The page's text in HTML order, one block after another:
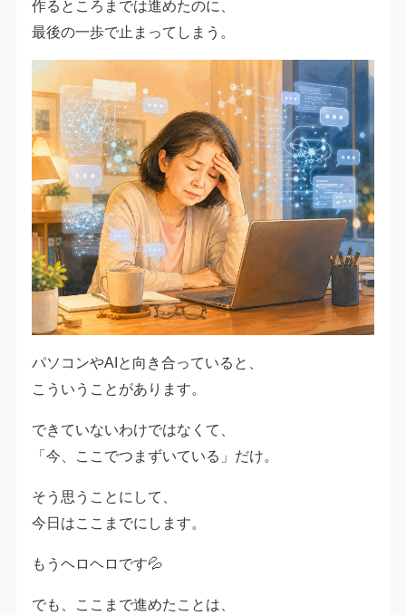
作るところまでは進めたのに、
最後の一歩で止まってしまう。
パソコンやAIと向き合っていると、
こういうことがあります。
できていないわけではなくて、
「今、ここでつまずいている」だけ。
そう思うことにして、
今日はここまでにします。
もうヘロヘロです💦
でも、ここまで進めたことは、